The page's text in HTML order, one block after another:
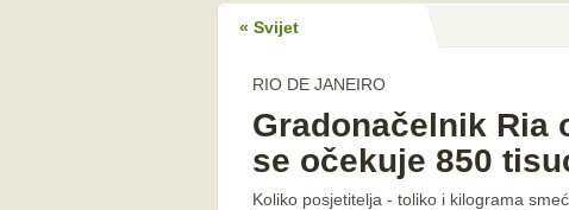
« Svijet
RIO DE JANEIRO
Gradonačelnik Ria
se očekuje 850
Koliko posjetitelja - toliko i kilograma